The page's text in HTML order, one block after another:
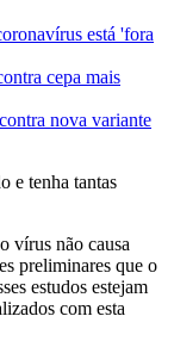
está 'fora
cepa mais
nova variante
e tenha tantas
vírus não causa
preliminares que o
estudos estejam
com esta